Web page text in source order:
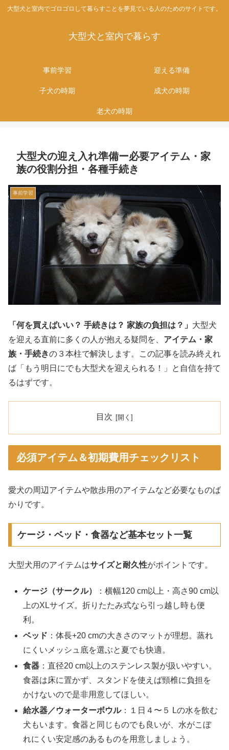
大型犬と室内でゴロゴロして暮らすことを夢見ている人のためのサイトです。
大型犬と室内で暮らす
事前学習 迎える準備
子犬の時期 成犬の時期
老犬の時期
大型犬の迎え入れ準備ー必要アイテム・家
族の役割分担・各種手続き
事前学習
「何を買えばいい？ 手続きは？ 家族の負担は？」 大型犬
を迎える直前に多くの人が抱える疑問を、 アイテム・家
族・手続きの３本柱で解決します。この記事を読み終えれ
ば「もう明日にでも大型犬を迎えられる！」と自信を持て
るはずです。
目次
必須アイテム＆初期費用チェックリスト
愛犬の周辺アイテムや散歩用のアイテムなど必要なものば
かりです。
ケージ・ベッド・食器など基本セット一覧
大型犬用のアイテムはサイズと耐久性がポイントです。
ケージ（サークル）
：横幅120 cm以上・高さ90 cm以
上のXLサイズ。折りたたみ式なら引っ越し時も便
利。
ベッド ：体長+20 cmの大きさのマットが理想。蒸れ
にくいメッシュ底を選ぶと夏でも快適。
食器 ：直径20 cm以上のステンレス製が扱いやすい。
食器は床に置かず、スタンドを使えば頸椎に負担を
かけないので是非用意してほしい。
給水器／ウォーターボウル：１日４〜５ Lの水を飲む
犬もいます。食器と同じものでも良いが、水がこぼ
れにくい安定感のあるものを用意しましょう。